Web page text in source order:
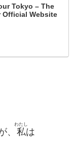
Tokyo – The
Official Website
、 私
わたし
は